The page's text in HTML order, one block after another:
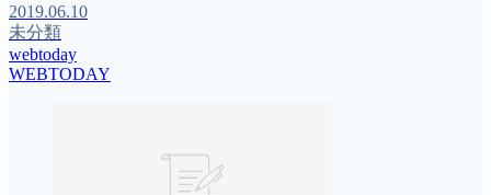
2019.06.10
未分類
webtoday
WEBTODAY